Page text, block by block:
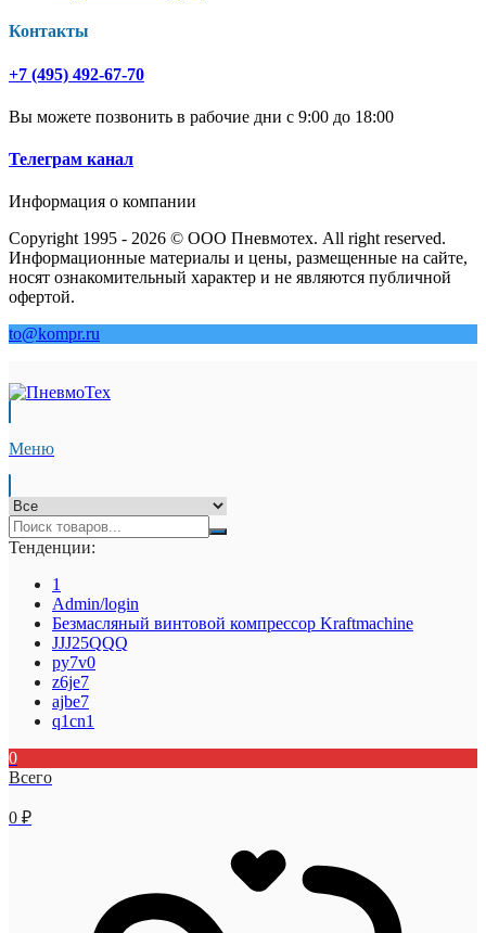
Контакты
+7 (495) 492-67-70
Вы можете позвонить в рабочие дни с 9:00 до 18:00
Телеграм канал
Информация о компании
Copyright 1995 - 2026 © ООО Пневмотех. All right reserved.
Информационные материалы и цены, размещенные на сайте,
носят ознакомительный характер и не являются публичной
офертой.
to@kompr.ru
Меню
Тенденции:
1
Admin/login
Безмасляный винтовой компрессор Kraftmaсhine
JJJ25QQQ
py7v0
z6je7
ajbe7
q1cn1
0
Всего
0 ₽